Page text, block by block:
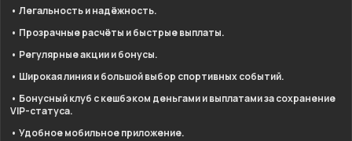
• Легальность и надёжность.
• Прозрачные расчёты и быстрые выплаты.
• Регулярные акции и бонусы.
• Широкая линия и большой выбор спортивных событий.
• Бонусный клуб с кешбэком деньгами и выплатами за сохранение
VIP-статуса.
• Удобное мобильное приложение.